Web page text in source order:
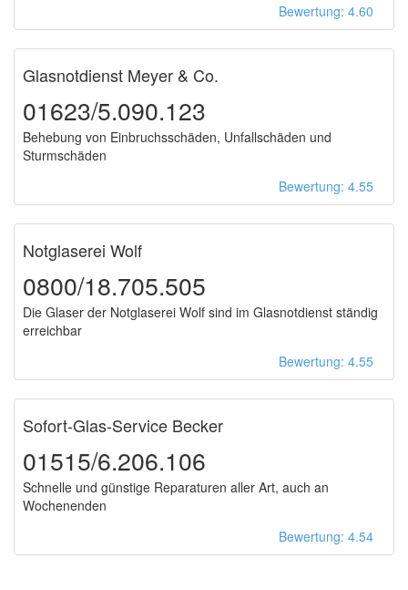
Bewertung: 4.60
Glasnotdienst Meyer & Co.
01623/5.090.123
Behebung von Einbruchsschäden, Unfallschäden und
Sturmschäden
Bewertung: 4.55
Notglaserei Wolf
0800/18.705.505
Die Glaser der Notglaserei Wolf sind im Glasnotdienst ständig
erreichbar
Bewertung: 4.55
Sofort-Glas-Service Becker
01515/6.206.106
Schnelle und günstige Reparaturen aller Art, auch an
Wochenenden
Bewertung: 4.54